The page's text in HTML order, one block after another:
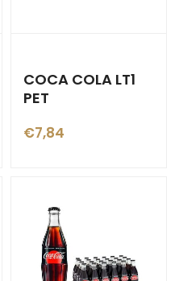
COCA COLA LT1
PET
€7,84